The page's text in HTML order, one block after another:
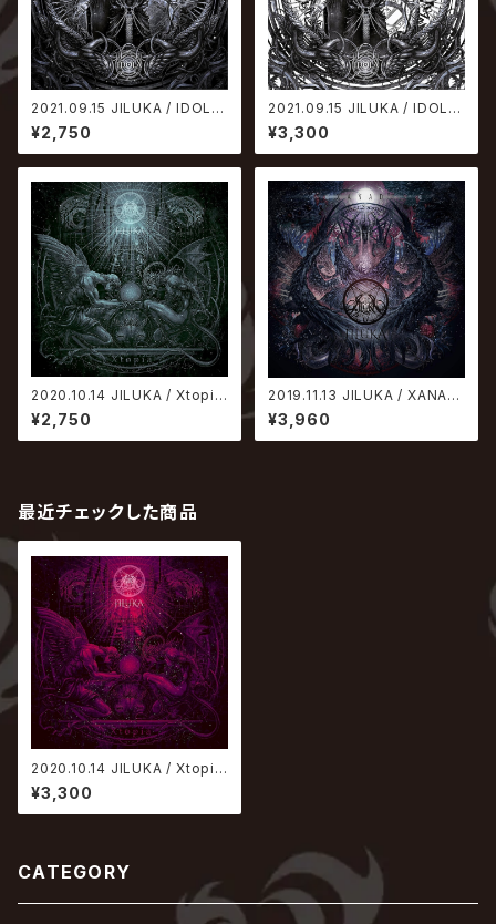
2021.09.15 JILUKA / IDOLA
【通常盤】
¥2,750
2021.09.15 JILUKA / IDOLA
【初回限定盤】
¥3,300
2020.10.14 JILUKA / Xtopia
【通常盤】
¥2,750
2019.11.13 JILUKA / XANAD
U【初回限定盤】
¥3,960
最近チェックした商品
2020.10.14 JILUKA / Xtopia
【初回限定盤】
¥3,300
CATEGORY